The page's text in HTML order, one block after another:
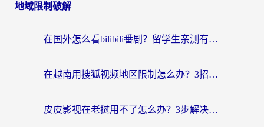
地域限制破解
在国外怎么看bilibili番剧？留学生亲测有效的地域限制突破指南（附酷我酷狗音乐解决方法）
在越南用搜狐视频地区限制怎么办？3招解决海外看国内剧难题（附西瓜视频CCTV观看技巧）
皮皮影视在老挝用不了怎么办？3步解决海外看国内影视&财经的痛点